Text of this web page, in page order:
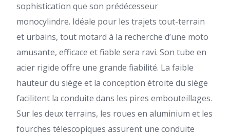
sophistication que son prédécesseur
monocylindre. Idéale pour les trajets tout-terrain
et urbains, tout motard à la recherche d’une moto
amusante, efficace et fiable sera ravi. Son tube en
acier rigide offre une grande fiabilité. La faible
hauteur du siège et la conception étroite du siège
facilitent la conduite dans les pires embouteillages.
Sur les deux terrains, les roues en aluminium et les
fourches télescopiques assurent une conduite